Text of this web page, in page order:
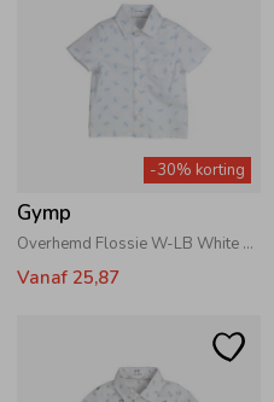
-30% korting
Gymp
Overhemd Flossie W-LB White - Light Blue
Vanaf 25,87